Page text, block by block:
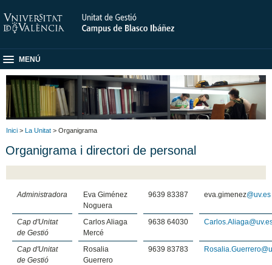
MENÚ
Inici > La Unitat > Organigrama
Organigrama i directori de personal
Administradora
Eva Giménez
Noguera
9639 83387 eva.gimenez@uv.es
Cap d'Unitat
de Gestió
Carlos Aliaga
Mercé
9638 64030
Cap d'Unitat
de Gestió
Rosalia
Guerrero
9639 83783